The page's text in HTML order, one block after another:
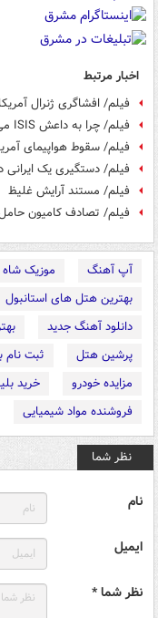
اخبار مرتبط
فیلم/ افشاگری ژنرال
فیلم/ چرا به داعش ISIS می گویند؟
فیلم/ سقوط هواپیمای
فیلم/ دستگیری یک ایرانی
فیلم/ مستند آرايش غليظ
فیلم/ تصادف کامیون
آپ آهنگ موزیک شاه
بهترین هتل های استانبول
دانلود آهنگ جدید
پرشین هتل
ثبت نام
مزایده خودرو
خرید
فروشنده مواد شیمیایی
نظر شما
نام
ایمیل
نظر شما *